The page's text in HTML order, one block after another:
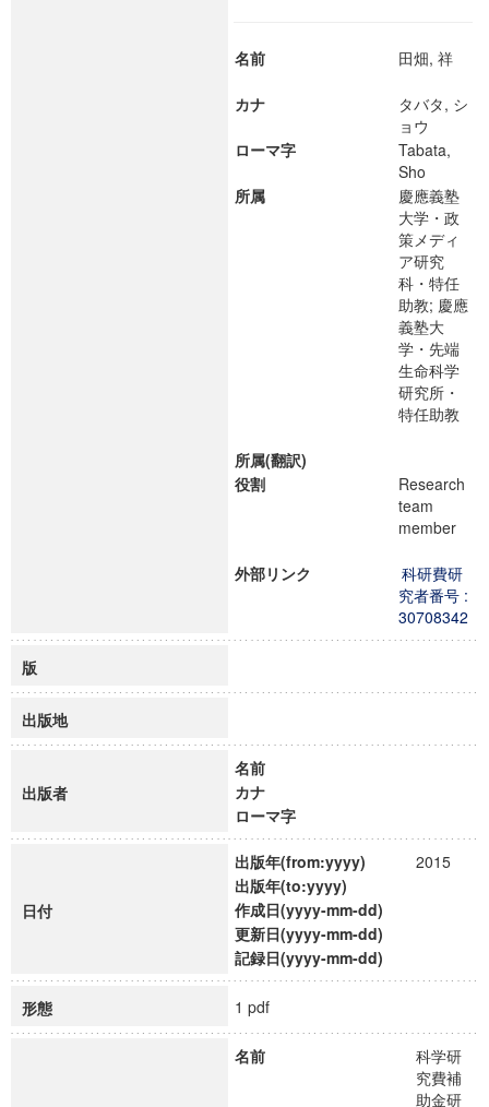
名前 田畑, 祥
カナ
タバタ, シ
ョウ
ローマ字
Tabata,
Sho
所属
慶應義塾
大学・政
策メディ
ア研究
科・特任
助教; 慶應
義塾大
学・先端
生命科学
研究所・
特任助教
所属(翻訳)
役割
Research
team
member
外部リンク
科研費研
究者番号 :
30708342
版
出版地
出版者
名前
カナ
ローマ字
日付
出版年(from:yyyy)
2015
出版年(to:yyyy)
作成日(yyyy-mm-dd)
更新日(yyyy-mm-dd)
記録日(yyyy-mm-dd)
形態 1 pdf
名前
科学研
究費補
助金研